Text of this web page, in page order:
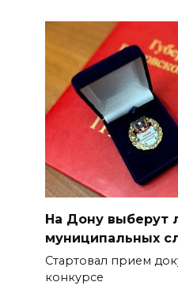
На Дону выберут
муниципальных
Стартовал прием
конкурсе